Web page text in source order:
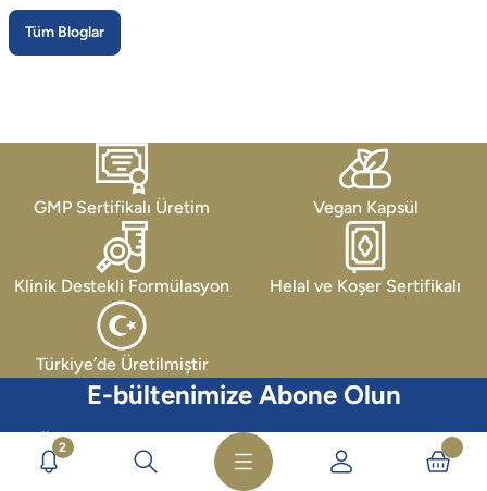
Tüm Bloglar
GMP Sertifikalı Üretim Vegan Kapsül
Klinik Destekli Formülasyon Helal ve Koşer Sertifikalı
Türkiye’de Üretilmiştir
E-bültenimize Abone Olun
Özel indirim ve kampanyalardan ilk sizin haberiniz olsun.
2